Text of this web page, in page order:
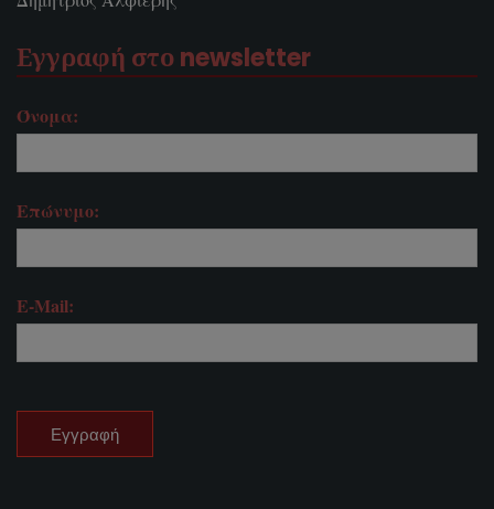
Εγγραφή στο newsletter
Όνομα:
Επώνυμο:
E-Mail: